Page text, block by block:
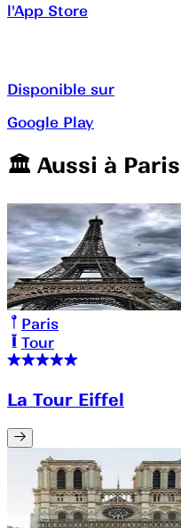
l'App Store
Disponible sur
Google Play
🏛️️ Aussi à Paris
Paris
Tour
La Tour Eiffel